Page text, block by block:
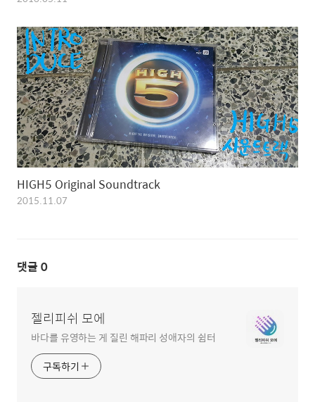
HIGH5 Original Soundtrack
2015.11.07
댓글 0
젤리피쉬 모에
바다를 유영하는 게 질린 해파리 성애자의 쉼터
구독하기